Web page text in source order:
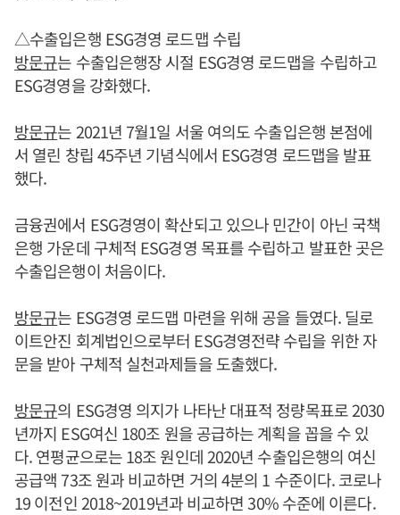
△수출입은행 ESG경영 로드맵 수립
방문규는 수출입은행장 시절 ESG경영 로드맵을 수립하고
ESG경영을 강화했다.
방문규는 2021년 7월1일 서울 여의도 수출입은행 본점에
서 열린 창립 45주년 기념식에서 ESG경영 로드맵을 발표
했다.
금융권에서 ESG경영이 확산되고 있으나 민간이 아닌 국책
은행 가운데 구체적 ESG경영 목표를 수립하고 발표한 곳은
수출입은행이 처음이다.
방문규는 ESG경영 로드맵 마련을 위해 공을 들였다. 딜로
이트안진 회계법인으로부터 ESG경영전략 수립을 위한 자
문을 받아 구체적 실천과제들을 도출했다.
방문규의 ESG경영 의지가 나타난 대표적 정량목표로 2030
년까지 ESG여신 180조 원을 공급하는 계획을 꼽을 수 있
다. 연평균으로는 18조 원인데 2020년 수출입은행의 여신
공급액 73조 원과 비교하면 거의 4분의 1 수준이다. 코로나
19 이전인 2018~2019년과 비교하면 30% 수준에 이른다.